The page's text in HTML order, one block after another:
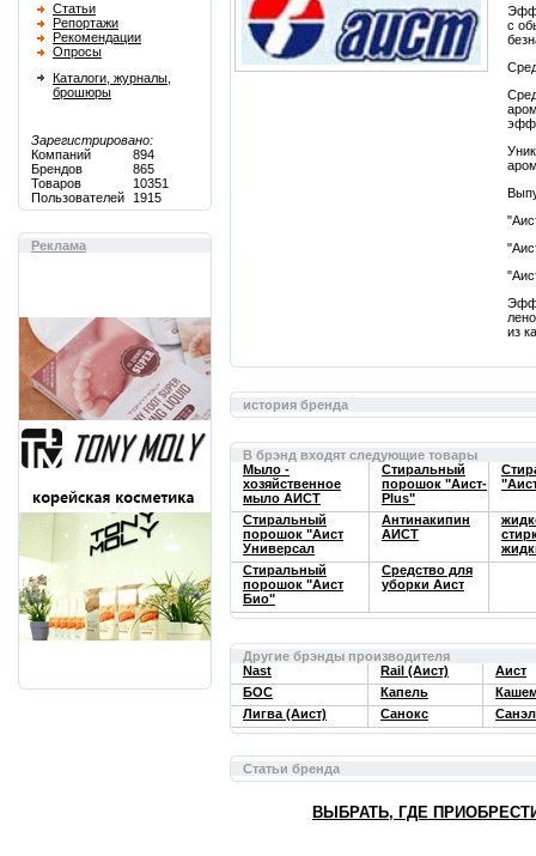
Статьи
Репортажи
Рекомендации
Опросы
Каталоги, журналы,
брошюры
Зарегистрировано:
Компаний
894
Брендов
865
Товаров
10351
Пользователей
1915
Реклама
с
из
история бренда
В брэнд входят следующие товары
Mыло -
хозяйственное
мыло АИСТ
Стиральный
порошок "Аист-
Plus"
Стиральный
порошок "Аист
Универсал
Антинакипин
АИСТ
Стиральный
порошок "Аист
Био"
Средство для
уборки Аист
Другие брэнды производителя
Nast
Rail (Аист)
Аист
БОС
Капель
Лигва (Аист)
Санокс
Статьи бренда
ВЫБРАТЬ, ГДЕ